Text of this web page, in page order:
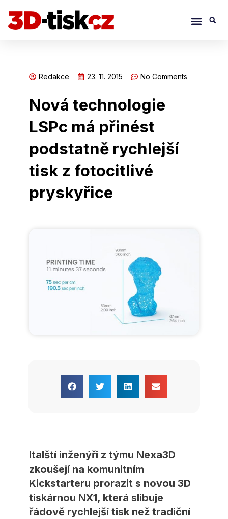
na
Menu
Redakce 23. 11. 2015 No Comments
Nová technologie
LSPc má přinést
podstatně rychlejší
tisk z fotocitlivé
pryskyřice
Italští inženýři z týmu Nexa3D
zkoušejí na komunitním
Kickstarteru prorazit s novou 3D
tiskárnou NX1, která slibuje
řádově rychlejší tisk než tradiční